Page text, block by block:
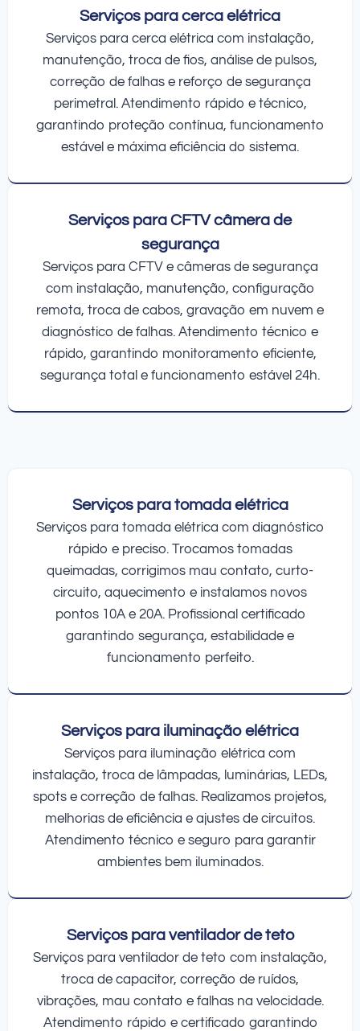
Serviços para cerca elétrica
Serviços para cerca elétrica com instalação,
manutenção, troca de fios, análise de pulsos,
correção de falhas e reforço de segurança
perimetral. Atendimento rápido e técnico,
garantindo proteção contínua, funcionamento
estável e máxima eficiência do sistema.
Serviços para CFTV câmera de
segurança
Serviços para CFTV e câmeras de segurança
com instalação, manutenção, configuração
remota, troca de cabos, gravação em nuvem e
diagnóstico de falhas. Atendimento técnico e
rápido, garantindo monitoramento eficiente,
segurança total e funcionamento estável 24h.
Serviços para tomada elétrica
Serviços para tomada elétrica com diagnóstico
rápido e preciso. Trocamos tomadas
queimadas, corrigimos mau contato, curto-
circuito, aquecimento e instalamos novos
pontos 10A e 20A. Profissional certificado
garantindo segurança, estabilidade e
funcionamento perfeito.
Serviços para iluminação elétrica
Serviços para iluminação elétrica com
instalação, troca de lâmpadas, luminárias, LEDs,
spots e correção de falhas. Realizamos projetos,
melhorias de eficiência e ajustes de circuitos.
Atendimento técnico e seguro para garantir
ambientes bem iluminados.
Serviços para ventilador de teto
Serviços para ventilador de teto com instalação,
troca de capacitor, correção de ruídos,
vibrações, mau contato e falhas na velocidade.
Atendimento rápido e certificado garantindo